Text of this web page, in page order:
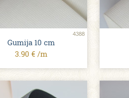
4388
Gumija 10 сm
3.90 € /m